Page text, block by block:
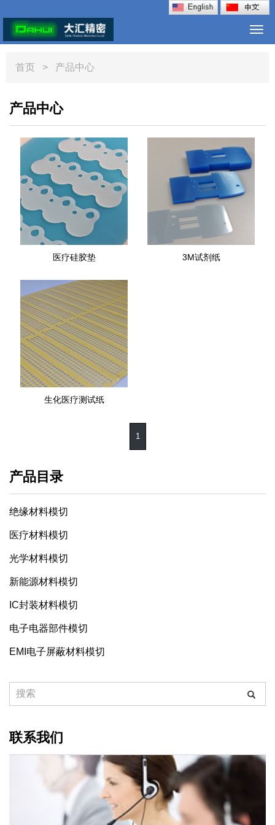
首页 > 产品中心
产品中心
医疗硅胶垫 3M试剂纸
生化医疗测试纸
1
产品目录
绝缘材料模切
医疗材料模切
光学材料模切
新能源材料模切
IC封装材料模切
电子电器部件模切
EMI电子屏蔽材料模切
联系我们